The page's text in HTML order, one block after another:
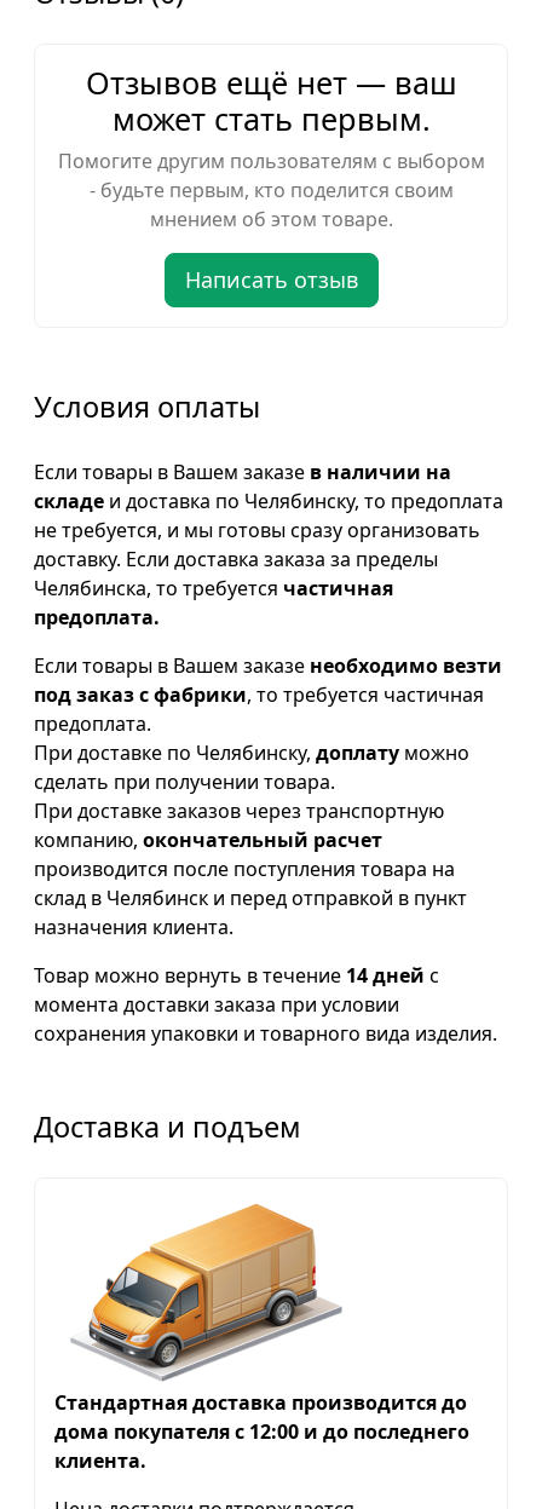
Отзывов ещё нет — ваш
может стать первым.
Помогите другим пользователям с выбором
- будьте первым, кто поделится своим
мнением об этом товаре.
Написать отзыв
Условия оплаты
Если товары в Вашем заказе в наличии на
складе и доставка по Челябинску, то предоплата
не требуется, и мы готовы сразу организовать
доставку. Если доставка заказа за пределы
Челябинска, то требуется частичная
предоплата.
Если товары в Вашем заказе необходимо везти
под заказ с фабрики, то требуется частичная
предоплата.
При доставке по Челябинску, доплату можно
сделать при получении товара.
При доставке заказов через транспортную
компанию, окончательный расчет
производится после поступления товара на
склад в Челябинск и перед отправкой в пункт
назначения клиента.
Товар можно вернуть в течение 14 дней с
момента доставки заказа при условии
сохранения упаковки и товарного вида изделия.
Доставка и подъем
Стандартная доставка производится до
дома покупателя с 12:00 и до последнего
клиента.